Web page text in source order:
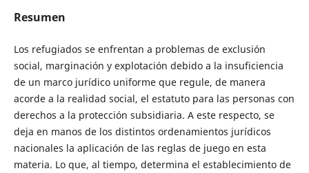
Resumen
Los refugiados se enfrentan a problemas de exclusión
social, marginación y explotación debido a la insuficiencia
de un marco jurídico uniforme que regule, de manera
acorde a la realidad social, el estatuto para las personas con
derechos a la protección subsidiaria. A este respecto, se
deja en manos de los distintos ordenamientos jurídicos
nacionales la aplicación de las reglas de juego en esta
materia. Lo que, al tiempo, determina el establecimiento de